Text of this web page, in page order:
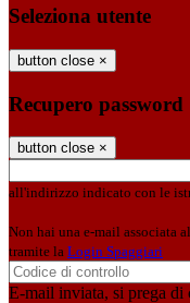
Seleziona utente
button close ×
Recupero password
button close ×
all'indirizzo indicato con le
Non hai una e-mail associata
tramite la Login Spaggiari
E-mail inviata, si prega di